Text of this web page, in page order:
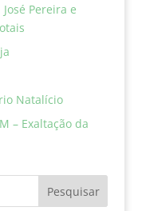
Pereira e
Natalício
– Exaltação da
Pesquisar